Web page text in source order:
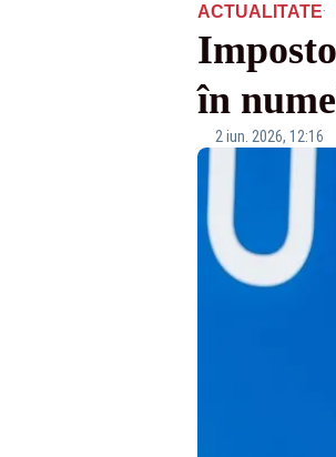
ACTUALITATE·
în
2 iun. 2026, 12:16